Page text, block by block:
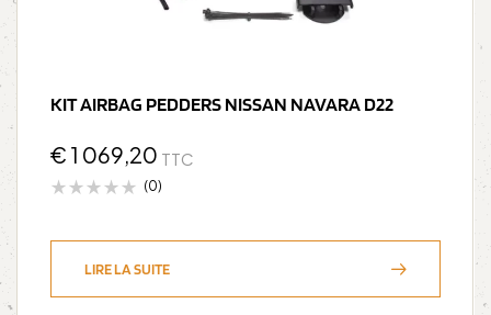
KIT AIRBAG PEDDERS NISSAN NAVARA D22
€ 1 069,20 TTC
(0)
LIRE LA SUITE